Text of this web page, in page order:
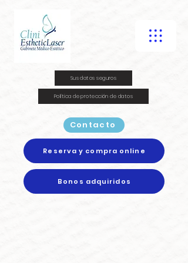
Contacto
Sus datos seguros
Política de protección de datos
Reserva y compra online
Bonos adquiridos